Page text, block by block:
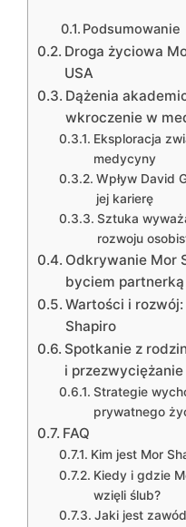
Podsumowanie
Droga życiowa
USA
Dążenia
wkroczenie w
Eksploracja
medycyny
Wpływ David
jej karierę
Sztuka
rozwoju
Odkrywanie Mor
byciem partnerką
Wartości i rozwój:
Shapiro
Spotkanie z
i
Strategie
prywatnego
FAQ
Kim jest Mor
Kiedy i gdzie
wzięli ślub?
Jaki jest